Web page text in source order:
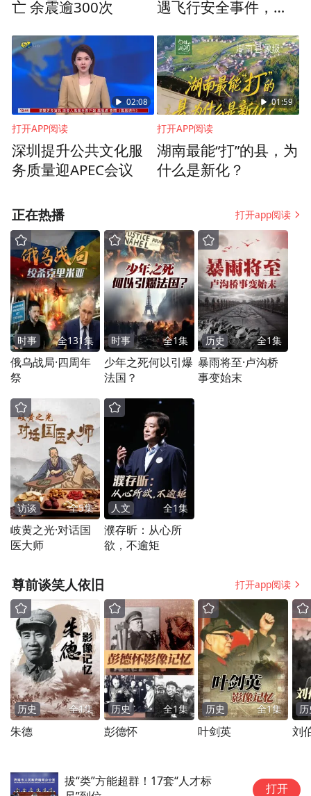
技竞争中把握主动、赢得未来。
薪火相传：授旗仪式点燃科创激情
在全体瞩目下，复旦大学管理学院党委书记
陆雄文、上海市科技创业中心主任黄丽宏、
上海市科学技术委员会科技企业服务处二级
调研员居敏敏，与学员代表-上海朗矽科技有
限公司总经理汪大祥、上海识渊科技有限公
司联合创始人茹彬鑫共同按下启动手印，正
式拉开2026“未来之星”创始人训练营的序
幕。随后，上海市科技创业中心副主任言挺
将象征使命的营旗授予学员代表-王臻芯龙为
（上海）半导体材料有限公司总经理琛茜，
营旗飘扬中，训练营在掌声中正式启动，新
亡 余震逾300次
遇飞行安全事件，现
02:08
打开APP阅读
深圳提升公共文化服
务质量迎APEC会议
01:59
打开APP阅读
湖南最能“打”的县，为
什么是新化？
正在热播 打开app阅读
时事 全131集
俄乌战局·四周年
祭
时事 全1集
少年之死何以引爆
法国？
历史 全1集
暴雨将至·卢沟桥
事变始末
访谈 全5集
岐黄之光·对话国
医大师
人文 全1集
濮存昕：从心所
欲，不逾矩
尊前谈笑人依旧 打开app阅读
历史 全1集
朱德
历史 全1集
彭德怀
历史 全1集
叶剑英 刘
拔“类”方能超群！17套“人才标
财经聚焦
打开